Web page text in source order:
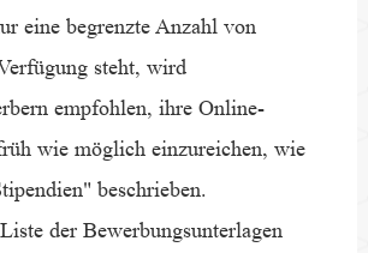
eine begrenzte Anzahl von
steht, wird
empfohlen, ihre Online-
wie möglich einzureichen, wie
beschrieben.
der Bewerbungsunterlagen